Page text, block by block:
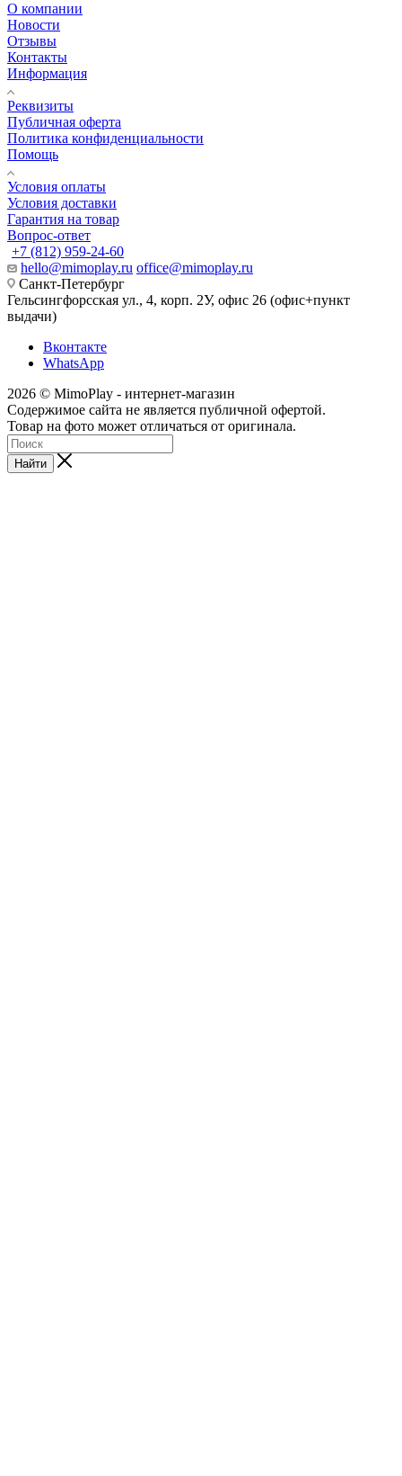
О компании
Новости
Отзывы
Контакты
Информация
Реквизиты
Публичная оферта
Политика конфиденциальности
Помощь
Условия оплаты
Условия доставки
Гарантия на товар
Вопрос-ответ
+7 (812) 959-24-60
hello@mimoplay.ru office@mimoplay.ru
Санкт-Петербург
Гельсингфорсская ул., 4, корп. 2У, офис 26 (офис+пункт
выдачи)
Вконтакте
WhatsApp
2026 © MimoPlay - интернет-магазин
Содержимое сайта не является публичной офертой.
Товар на фото может отличаться от оригинала.
Найти